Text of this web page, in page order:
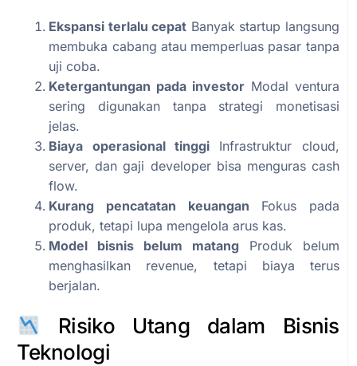
Ekspansi terlalu cepat Banyak startup langsung
membuka cabang atau memperluas pasar tanpa
uji coba.
Ketergantungan pada investor Modal ventura
sering digunakan tanpa strategi monetisasi
jelas.
Biaya operasional tinggi Infrastruktur cloud,
server, dan gaji developer bisa menguras cash
flow.
Kurang pencatatan keuangan Fokus pada
produk, tetapi lupa mengelola arus kas.
Model bisnis belum matang Produk belum
menghasilkan revenue, tetapi biaya terus
berjalan.
Risiko Utang dalam Bisnis
Teknologi